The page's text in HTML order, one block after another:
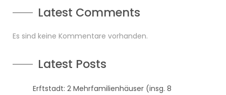
Latest Comments
Es sind keine Kommentare vorhanden.
Latest Posts
Erftstadt: 2 Mehrfamilienhäuser (insg. 8